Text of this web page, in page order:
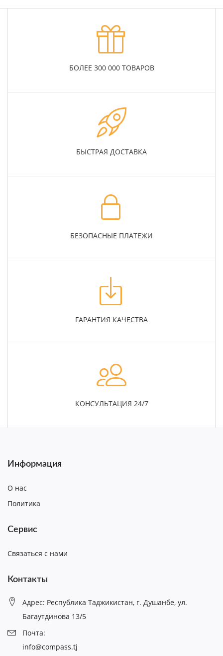
БОЛЕЕ 300 000 ТОВАРОВ
БЫСТРАЯ ДОСТАВКА
БЕЗОПАСНЫЕ ПЛАТЕЖИ
ГАРАНТИЯ КАЧЕСТВА
КОНСУЛЬТАЦИЯ 24/7
Информация
О нас
Политика
Сервис
Связаться с нами
Контакты
Адрес: Республика Таджикистан, г. Душанбе, ул.
Багаутдинова 13/5
Почта:
info@compass.tj